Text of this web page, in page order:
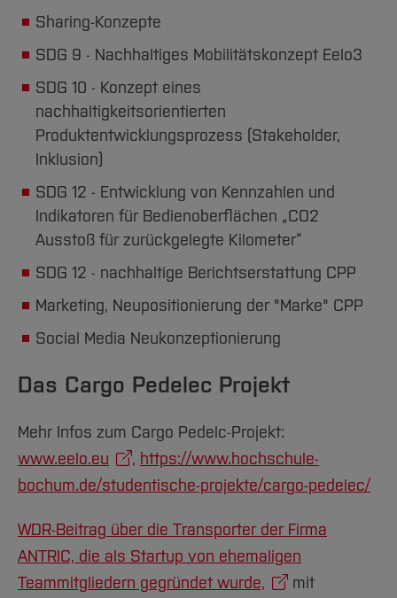
Sharing-Konzepte
SDG 9 - Nachhaltiges Mobilitätskonzept Eelo3
SDG 10 - Konzept eines
nachhaltigkeitsorientierten
Produktentwicklungsprozess (Stakeholder,
Inklusion)
SDG 12 - Entwicklung von Kennzahlen und
Indikatoren für Bedienoberflächen „CO2
Ausstoß für zurückgelegte Kilometer“
SDG 12 - nachhaltige Berichtserstattung CPP
Marketing, Neupositionierung der "Marke" CPP
Social Media Neukonzeptionierung
Das Cargo Pedelec Projekt
Mehr Infos zum Cargo Pedelc-Projekt:
www.eelo.eu
, https://www.hochschule-
bochum.de/studentische-projekte/cargo-pedelec/
WDR-Beitrag über die Transporter der Firma
ANTRIC, die als Startup von ehemaligen
Teammitgliedern gegründet wurde,
mit